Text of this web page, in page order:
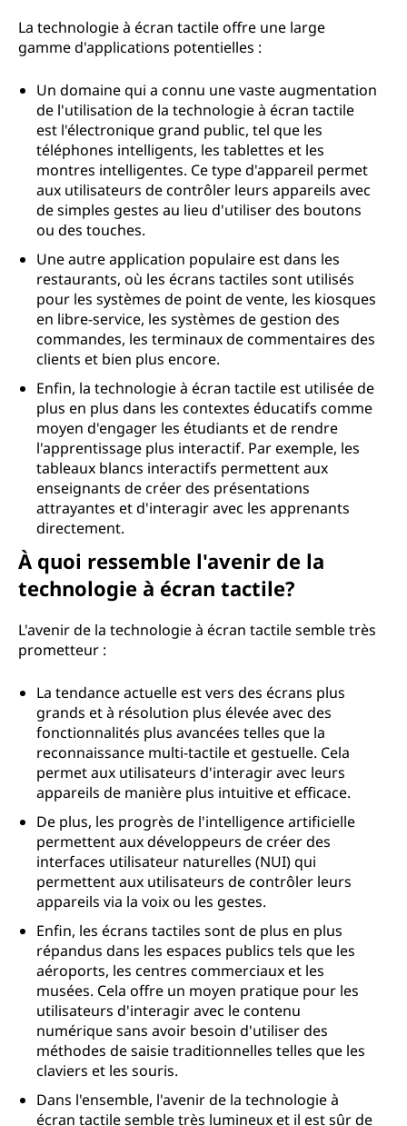
La technologie à écran tactile offre une large
gamme d'applications potentielles :
Un domaine qui a connu une vaste augmentation
de l'utilisation de la technologie à écran tactile
est l'électronique grand public, tel que les
téléphones intelligents, les tablettes et les
montres intelligentes. Ce type d'appareil permet
aux utilisateurs de contrôler leurs appareils avec
de simples gestes au lieu d'utiliser des boutons
ou des touches.
Une autre application populaire est dans les
restaurants, où les écrans tactiles sont utilisés
pour les systèmes de point de vente, les kiosques
en libre-service, les systèmes de gestion des
commandes, les terminaux de commentaires des
clients et bien plus encore.
Enfin, la technologie à écran tactile est utilisée de
plus en plus dans les contextes éducatifs comme
moyen d'engager les étudiants et de rendre
l'apprentissage plus interactif. Par exemple, les
tableaux blancs interactifs permettent aux
enseignants de créer des présentations
attrayantes et d'interagir avec les apprenants
directement.
À quoi ressemble l'avenir de la
technologie à écran tactile?
L'avenir de la technologie à écran tactile semble très
prometteur :
La tendance actuelle est vers des écrans plus
grands et à résolution plus élevée avec des
fonctionnalités plus avancées telles que la
reconnaissance multi-tactile et gestuelle. Cela
permet aux utilisateurs d'interagir avec leurs
appareils de manière plus intuitive et efficace.
De plus, les progrès de l'intelligence artificielle
permettent aux développeurs de créer des
interfaces utilisateur naturelles (NUI) qui
permettent aux utilisateurs de contrôler leurs
appareils via la voix ou les gestes.
Enfin, les écrans tactiles sont de plus en plus
répandus dans les espaces publics tels que les
aéroports, les centres commerciaux et les
musées. Cela offre un moyen pratique pour les
utilisateurs d'interagir avec le contenu
numérique sans avoir besoin d'utiliser des
méthodes de saisie traditionnelles telles que les
claviers et les souris.
Dans l'ensemble, l'avenir de la technologie à
écran tactile semble très lumineux et il est sûr de